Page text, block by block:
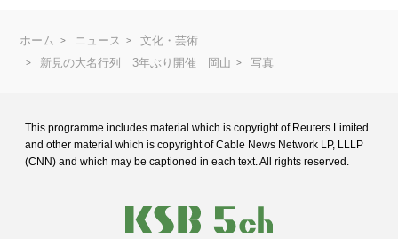
ホーム ニュース
文化・芸術
新見の大名行列 3年ぶり開催 岡山
写真
This programme includes material which is copyright of Reuters Limited
and other material which is copyright of Cable News Network LP, LLLP
(CNN) and which may be captioned in each text. All rights reserved.